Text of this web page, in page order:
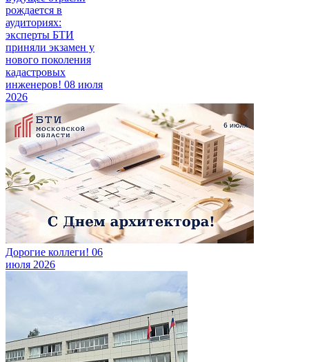
рождается в
аудиториях:
эксперты БТИ
приняли экзамен у
нового поколения
кадастровых
инженеров! 08 июля
2026
Дорогие коллеги! 06
июля 2026